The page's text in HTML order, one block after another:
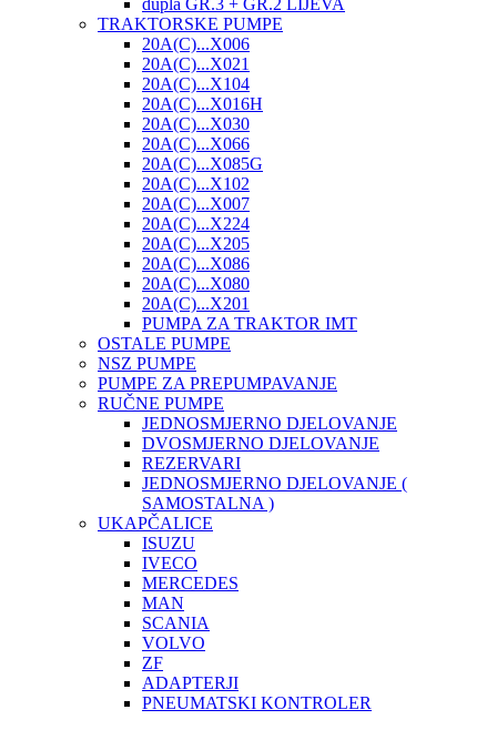
dupla GR.3 + GR.2 LIJEVA
TRAKTORSKE PUMPE
20A(C)...X006
20A(C)...X021
20A(C)...X104
20A(C)...X016H
20A(C)...X030
20A(C)...X066
20A(C)...X085G
20A(C)...X102
20A(C)...X007
20A(C)...X224
20A(C)...X205
20A(C)...X086
20A(C)...X080
20A(C)...X201
PUMPA ZA TRAKTOR IMT
OSTALE PUMPE
NSZ PUMPE
PUMPE ZA PREPUMPAVANJE
RUČNE PUMPE
JEDNOSMJERNO DJELOVANJE
DVOSMJERNO DJELOVANJE
REZERVARI
JEDNOSMJERNO DJELOVANJE (
SAMOSTALNA )
UKAPČALICE
ISUZU
IVECO
MERCEDES
MAN
SCANIA
VOLVO
ZF
ADAPTERJI
PNEUMATSKI KONTROLER